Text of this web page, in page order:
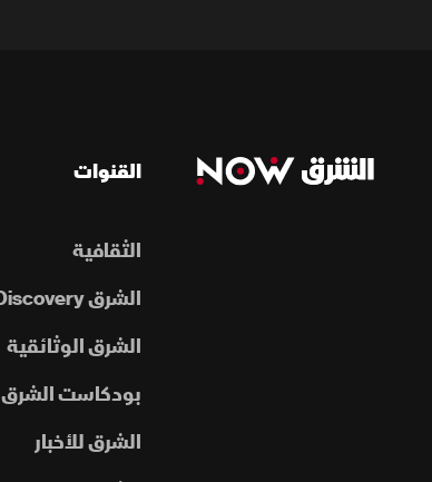
القنوات
الثقافية
الشرق Discovery
الشرق الوثائقية
بودكاست الشرق
الشرق للأخبار